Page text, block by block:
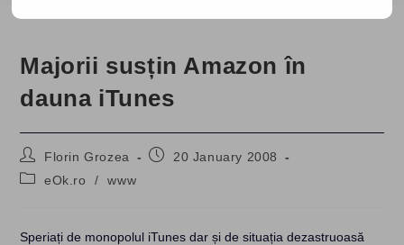
Majorii susțin Amazon în
dauna iTunes
Post
author:
Florin Grozea
Post20 January 2008
PosteOk.ro / www
Speriați de monopolul iTunes dar și de situația dezastruoasă